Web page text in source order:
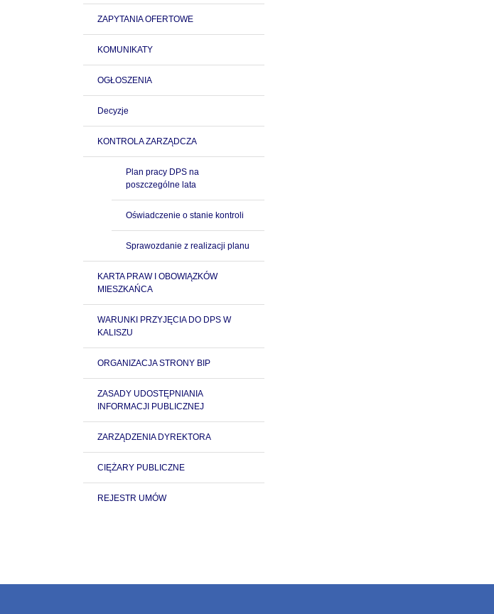
ZAPYTANIA OFERTOWE
KOMUNIKATY
OGŁOSZENIA
Decyzje
KONTROLA ZARZĄDCZA
Plan pracy DPS na
poszczególne lata
Oświadczenie o stanie kontroli
Sprawozdanie z realizacji planu
KARTA PRAW I OBOWIĄZKÓW
MIESZKAŃCA
WARUNKI PRZYJĘCIA DO DPS W
KALISZU
ORGANIZACJA STRONY BIP
ZASADY UDOSTĘPNIANIA
INFORMACJI PUBLICZNEJ
ZARZĄDZENIA DYREKTORA
CIĘŻARY PUBLICZNE
REJESTR UMÓW